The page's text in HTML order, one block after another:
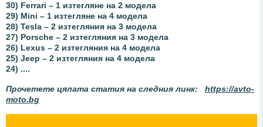
30) Ferrari – 1 изтегляне на 2 модела
29) Mini – 1 изтегляне на 4 модела
28) Tesla – 2 изтегляния на 3 модела
27) Porsche – 2 изтегляния на 3 модела
26) Lexus – 2 изтегляния на 4 модела
25) Jeep – 2 изтегляния на 4 модела
24) ....
Прочетете цялата статия на следния линк: https://avto-
moto.bg